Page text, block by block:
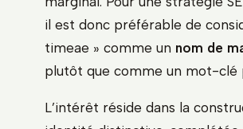
il est donc préférable de
timeae » comme un nom de
plutôt que comme un mot-clé
L’intérêt réside dans la